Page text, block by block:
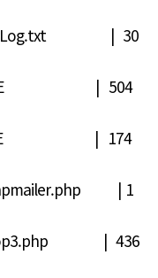
| 30
| 504
| 174
| 1
| 436